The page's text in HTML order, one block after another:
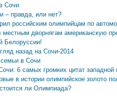
Сочи
– правда, или нет?
российским олимпийцам по
дворнягам американскую
Белоруссии!
назад на Сочи-2014
в Сочи
6 самых громких цитат западной
в истории олимпийское золото
ли Олимпиада?